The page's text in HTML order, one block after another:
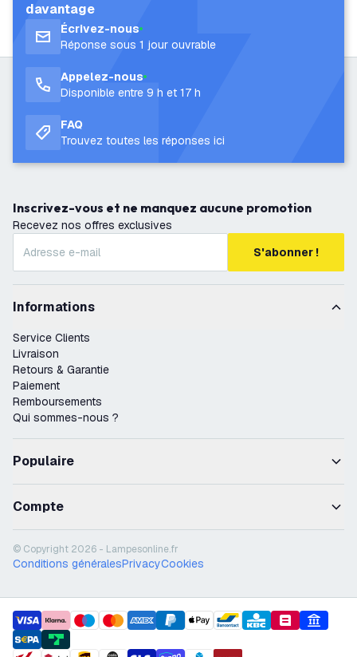
davantage
Écrivez-nous
Réponse sous 1 jour ouvrable
Appelez-nous
Disponible entre 9 h et 17 h
FAQ
Trouvez toutes les réponses ici
Inscrivez-vous et ne manquez aucune promotion
Recevez nos offres exclusives
S'abonner !
Informations
Service Clients
Livraison
Retours & Garantie
Paiement
Remboursements
Qui sommes-nous ?
Populaire
Compte
© Copyright 2026 - Lampesonline.fr
Conditions généralesPrivacyCookies
payment methods